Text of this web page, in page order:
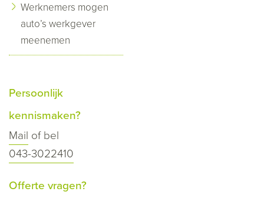
Werknemers mogen
auto’s werkgever
meenemen
Persoonlijk
kennismaken?
Mail of bel
043-3022410
Offerte vragen?